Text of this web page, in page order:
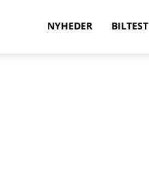
NYHEDER BILTEST